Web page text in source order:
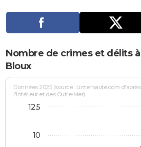
S'inscrire
Se connecter
Lycées
Collèges
Primaires
Universités
Entreprises
Service militaire
Avis de recherche
AVIS DE DÉCÈS
FORUM
Bricolage
Lifestyle
Culture
Sport
Auto
Television
Voyage
Cinema
Nombre de crimes et délits
Bloux
Données 2025 (source : Linternaute.com
l'Intérieur et des Outre-Mer)
10
12,5